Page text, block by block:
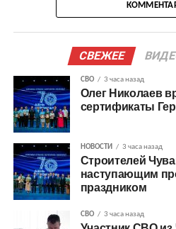
СВЕЖЕЕ
СВО 3 часа назад
Олег Николаев
сертификаты
НОВОСТИ 3 часа назад
Строителей
наступающим
праздником
СВО 3 часа назад